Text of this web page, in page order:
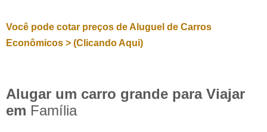
Você pode cotar preços de Aluguel de Carros
Econômicos > (Clicando Aqui)
Alugar um carro grande para Viajar
em Família